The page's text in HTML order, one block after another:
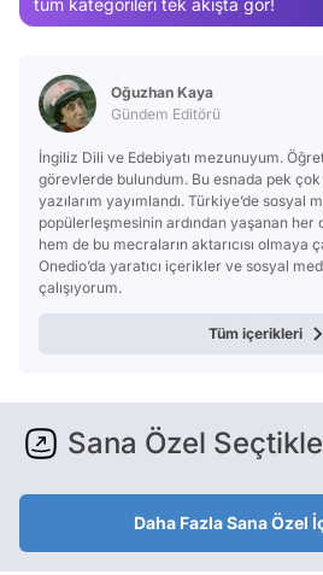
Oğuzhan Kaya
Gündem Editörü
İngiliz Dili ve Edebiyatı mezunuyum.
görevlerde bulundum. Bu esnada pek
yazılarım yayımlandı. Türkiye’de sosyal
popülerleşmesinin ardından yaşanan her
hem de bu mecraların aktarıcısı olmaya
Onedio’da yaratıcı içerikler ve sosyal
çalışıyorum.
Tüm içerikleri
Sana Özel
Daha Fazla Sana Özel